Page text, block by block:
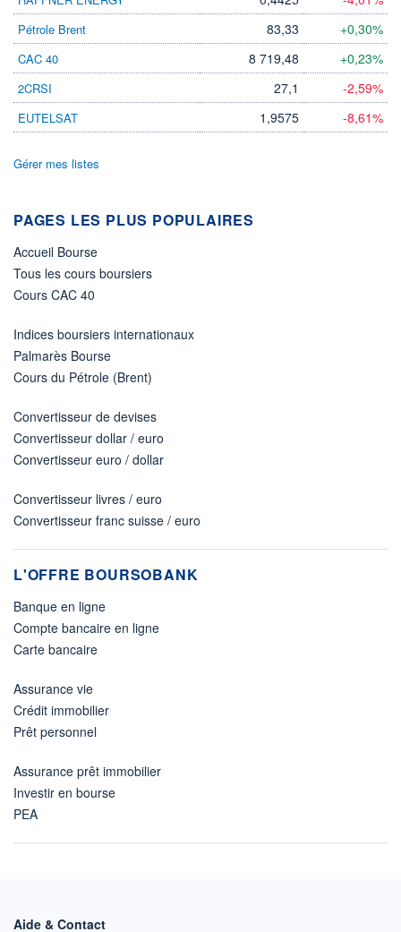
0,00 EUR -
PROCHAIN
DIVIDENDE
-
Non éligible
Boursobank
Pétrole Brent 83,33 +0,30%
CAC 40 8 719,48 +0,23%
2CRSI 27,1 -2,59%
EUTELSAT 1,9575 -8,61%
Gérer mes listes
PAGES LES PLUS POPULAIRES
Accueil Bourse
Tous les cours boursiers
Cours CAC 40
Indices boursiers internationaux
Palmarès Bourse
Cours du Pétrole (Brent)
Convertisseur de devises
Convertisseur dollar / euro
Convertisseur euro / dollar
Convertisseur livres / euro
Convertisseur franc suisse / euro
L'OFFRE BOURSOBANK
Banque en ligne
Compte bancaire en ligne
Carte bancaire
Assurance vie
Crédit immobilier
Prêt personnel
Assurance prêt immobilier
Investir en bourse
PEA
Aide & Contact